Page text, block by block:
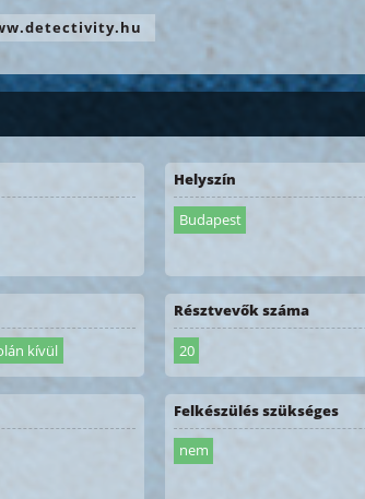
Helyszín
Budapest
kívül
Résztvevők száma
20
Felkészülés szükséges
nem